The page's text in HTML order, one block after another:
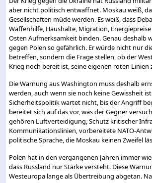
aber nicht politisch entwaffnet. Moskau weiß,
Gesellschaften müde werden. Es weiß, dass
Waffenhilfe, Haushalte, Migration,
Osten Aufmerksamkeit binden. Genau deshalb
gegen Polen so gefährlich. Er würde nicht nur
betreffen, sondern die Frage stellen, ob der
Krieg noch bereit ist, seine eigenen roten Linien
Die Warnung aus Washington muss deshalb
werden, auch wenn sie noch keine Gewissheit
Sicherheitspolitik wartet nicht, bis der Angriff
bereitet sich auf das vor, was der Gegner
gehören Luftverteidigung, Schutz kritischer
Kommunikationslinien, vorbereitete NATO-
politische Sprache, die Moskau keinen Zweifel
Polen hat in den vergangenen Jahren immer
dass Russland nur Stärke versteht. Diese
Westeuropa lange als Übertreibung abgetan.